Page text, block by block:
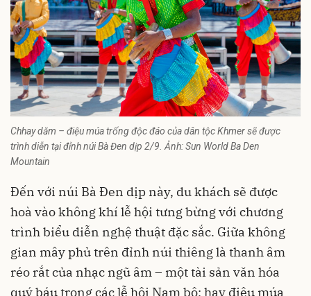
Chhay dăm – điệu múa trống độc đáo của dân tộc Khmer sẽ được
trình diễn tại đỉnh núi Bà Đen dịp 2/9. Ảnh: Sun World Ba Den
Mountain
Đến với núi Bà Đen dịp này, du khách sẽ được
hoà vào không khí lễ hội tưng bừng với chương
trình biểu diễn nghệ thuật đặc sắc. Giữa không
gian mây phủ trên đỉnh núi thiêng là thanh âm
réo rắt của nhạc ngũ âm – một tài sản văn hóa
quý báu trong các lễ hội Nam bộ; hay điệu múa